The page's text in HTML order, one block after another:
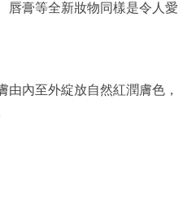
唇膏等全新妝物同樣是令人愛
內至外綻放自然紅潤膚色，